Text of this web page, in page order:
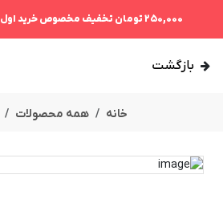
250,000 تومان تخفیف مخصوص خرید اول
بازگشت
خانه همه محصولات